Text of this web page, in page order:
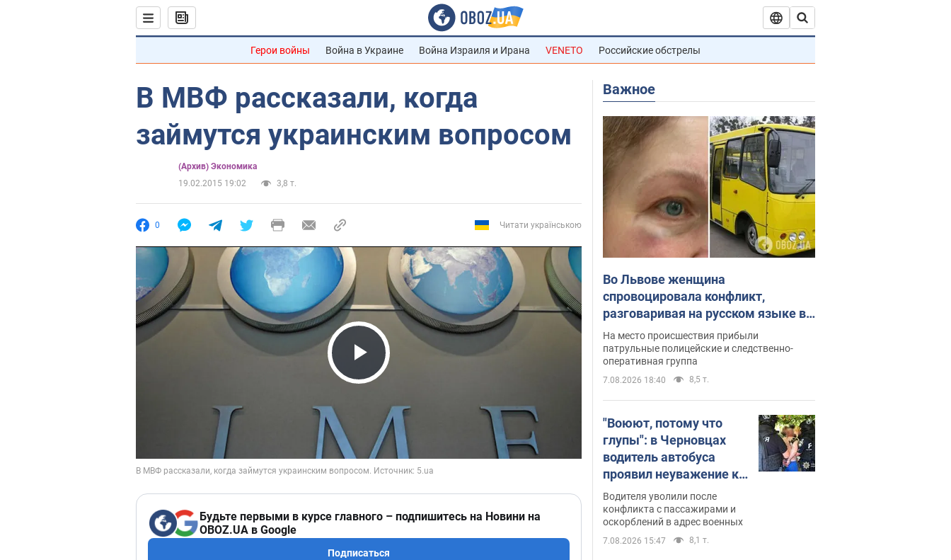
Герои войны Война в Украине Война Израиля и Ирана VENETO Российские обстрелы
В МВФ рассказали, когда
займутся украинским вопросом
(Архив) Экономика
19.02.2015 19:02
3,8 т.
0 Читати українською
Play Video
Будьте первыми в курсе главного – подпишитесь на Новини на
OBOZ.UA в Google
Подписаться
Важное
Во Львове женщина
спровоцировала конфликт,
разговаривая на русском языке в
маршрутке: полиция составила
административный протокол.
Видео
На место происшествия прибыли
патрульные полицейские и следственно-
оперативная группа
7.08.2026 18:40 8,5 т.
"Воюют, потому что
глупы": в Черновцах
водитель автобуса
проявил неуважение к
украинским военным и
поплатился за это.
Видео
Водителя уволили после
конфликта с пассажирами и
оскорблений в адрес военных
7.08.2026 15:47 8,1 т.